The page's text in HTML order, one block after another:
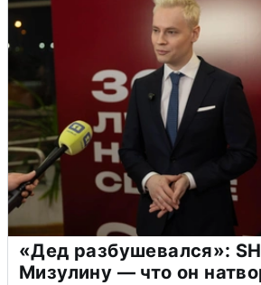
«Дед разбушевался»:
Мизулину — что он